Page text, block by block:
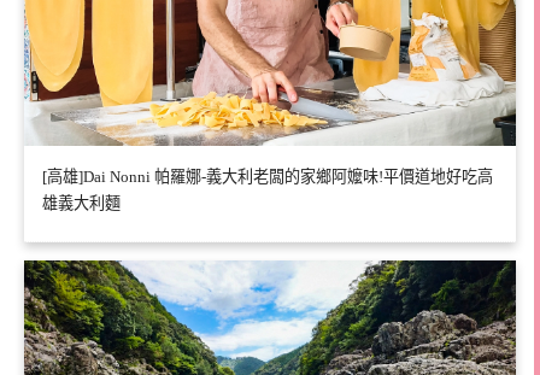
[高雄]Dai Nonni 帕羅娜-義大利老闆的家鄉阿嬤味!平價道地好吃高
雄義大利麵